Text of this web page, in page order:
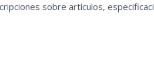
sobre artículos,